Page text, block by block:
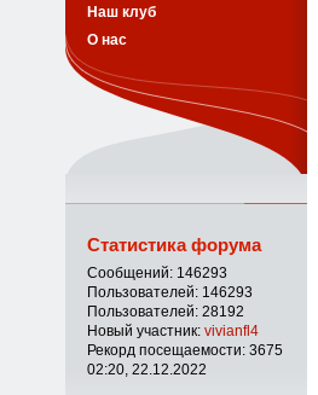
Наш клуб
О нас
Статистика форума
Сообщений: 146293
Пользователей: 146293
Пользователей: 28192
Новый участник: vivianfl4
Рекорд посещаемости: 3675
02:20, 22.12.2022